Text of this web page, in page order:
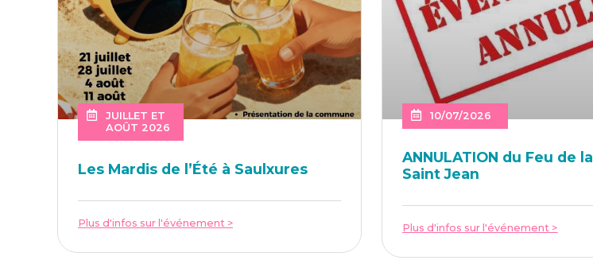
JUILLET ET
AOÛT 2026
Les Mar­dis de l’É­té à Saulxures
Plus d'infos sur l'événement >
10/07/2026
ANNU­LA­TION du Feu de la
Saint Jean
Plus d'infos sur l'événement >